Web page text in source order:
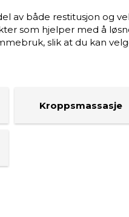
av både restitusjon
som hjelper med å
slik at du kan
Kroppsmassasje